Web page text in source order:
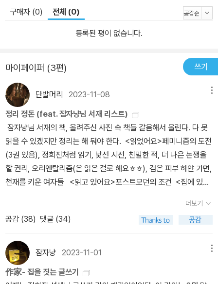
당하는 일이 없도록 해라”(오키나와에서 오키나와어를 교정하려던
교사). 오키나와인의 발화는 앞서 파농이 경험한 ‘오인되는’ 것과 같
은 성격을 가진다. 오키나와인은 파농의 경우와 같이 자신이 ○○이
다. 이처럼 “말을 하고 있는데 말하고 있다고 간주되지 않는” 폭력적
상황에 처한 존재로 오키나와가 있으며, 도미야마는 이와 같은 방식
으로 파농을 통해 오키나와를 읽어내고 있다. 그렇다면 오키나와인에
게 이러한 상황은 어떤 식으로 지속되고 있는 것인가. 도미야마는 (태
평양전쟁 당시) 오키나와전투를 계엄상태로 정의한다. 이 계엄상태는
전투 당시만을 한정하는 것이 아니다. 그것은 오키나와가 끊임없이
주권의 가장자리 혹은 예외적 위치에 놓여 있음을 가리키며, 이러한
주권의 예외화라는 영역과 관련된 역사성을 나타내는 말임을 오키나
와의 현대사를 짚어나가며 밝힌다. “오키나와는 식민지인가, 아니면
국내의 한 지역인가? 오키나와 근대를 생각할 때는 늘 이러한 식민지
와를 생각할 경우, 1972년까지 이어지는 미국의 오키나와 통치가 이
은 일본에 있지만 통치는 미국이 한다는 점이었다.” (109쪽) “식민주
의적인 점령과 계엄상태가 맞닿게 되는 통치가 바로 전후 세계에 지
속되는 폭력의 문제가 아닐까라는 점이다. 그리고 실로 이러한 영역
구매자 (0) 전체 (0)
등록된 평이 없습니다.
마이페이퍼 (3편) 쓰기
단발머리 2023-11-08
정리 정돈 (feat. 잠자냥님 서재 리스트)
잠자냥님 서재의 책, 올려주신 사진 속 책들 갈음해서 올린다. 다 못
읽을 수 있겠지만 정리는 해 둬야 한다. <읽었어요>페미니즘의 도전
(3권 있음), 정희진처럼 읽기, 낯선 시선, 친밀한 적, 더 나은 논쟁을
할 권리, 오리엔탈리즘(은 읽은 걸로 해요ㅎㅎ), 검은 피부 하얀 가면,
천재를 키운 여자들 <읽고 있어요>포스트모던의 조건 <집에 있어
가 만들었을까, 과학혁명의 구조, 나는 왜 쓰는가, 기후를 위한 경제
학, 지속 불가능 자본주의, 섹스 앤 더 처치, 유럽을 지방화하기, 자살
의 이해, 액체 근대, 수치, 가만한 당신 <왜 팔았나>왜 쓰는가 정결
한 마음과 바른 자세로 깨끗하게 고이고이 읽고, 필립 로스 책 알라딘
에 팔았다. 왜 팔았나. 다시 사야한다. 미쳤나. 왜 팔았나.
더보기
공감 (38) 댓글 (34)
잠자냥 2023-11-01
作家- 집을 짓는 글쓰기